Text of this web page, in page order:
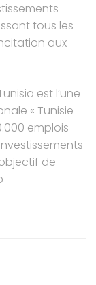
tous les
aux
est l’une
« Tunisie
emplois
de